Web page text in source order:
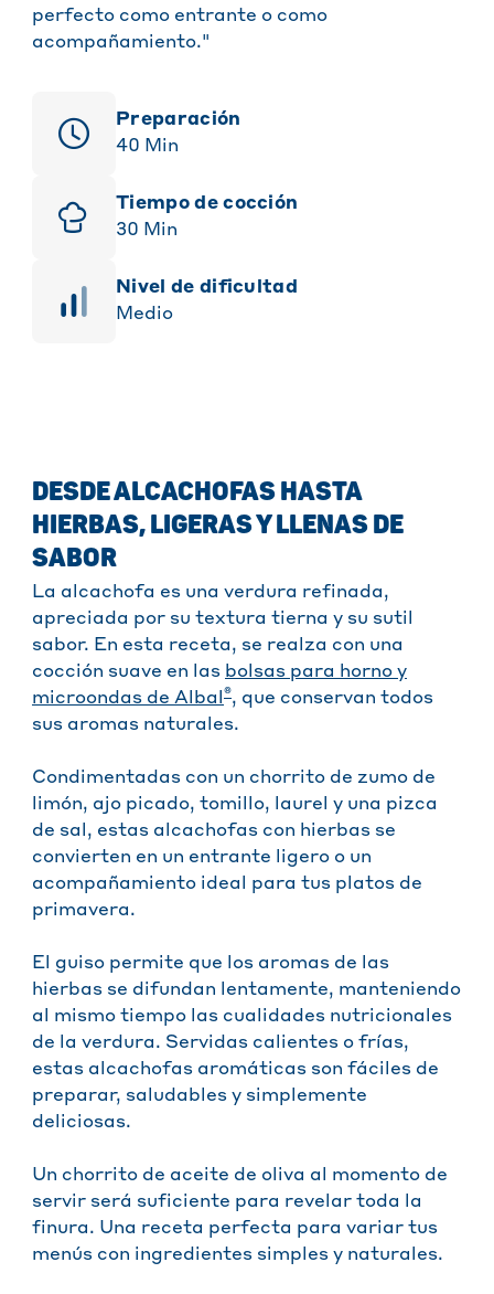
perfecto como entrante o como
acompañamiento."
Preparación
40 Min
Tiempo de cocción
30 Min
Nivel de dificultad
Medio
DESDE ALCACHOFAS HASTA
HIERBAS, LIGERAS Y LLENAS DE
SABOR
La alcachofa es una verdura refinada,
apreciada por su textura tierna y su sutil
sabor. En esta receta, se realza con una
cocción suave en las bolsas para horno y
microondas de Albal ®, que conservan todos
sus aromas naturales.
Condimentadas con un chorrito de zumo de
limón, ajo picado, tomillo, laurel y una pizca
de sal, estas alcachofas con hierbas se
convierten en un entrante ligero o un
acompañamiento ideal para tus platos de
primavera.
El guiso permite que los aromas de las
hierbas se difundan lentamente, manteniendo
al mismo tiempo las cualidades nutricionales
de la verdura. Servidas calientes o frías,
estas alcachofas aromáticas son fáciles de
preparar, saludables y simplemente
deliciosas.
Un chorrito de aceite de oliva al momento de
servir será suficiente para revelar toda la
finura. Una receta perfecta para variar tus
menús con ingredientes simples y naturales.